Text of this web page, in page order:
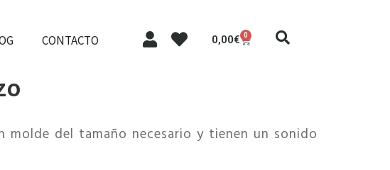
CONTACTO 0,00€ 0
molde del tamaño necesario y tienen un sonido